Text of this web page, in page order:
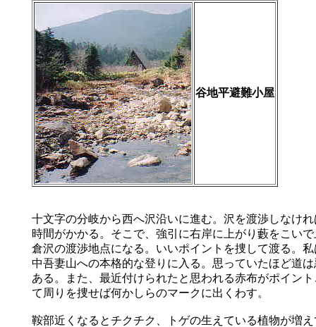
谷地平避難小屋
十文字の分岐から西へ沢沿いに進む。沢を渡渉しなけ
時間がかかる。そこで、強引に右岸に上がり藪をこい
倉沢の渡渉地点になる。いいポイントを捜して渡る。
中吾妻山への本格的な登りに入る。思っていたほど道
ある。また、最近付けられたと思われる赤布がポイン
て周りを捜せば何かしらのマークに出くわす。
鞍部近くなるとチクチク、トゲの生えている植物が増